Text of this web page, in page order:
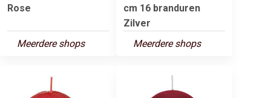
Rose
Meerdere shops
cm 16 branduren
Zilver
Meerdere shops